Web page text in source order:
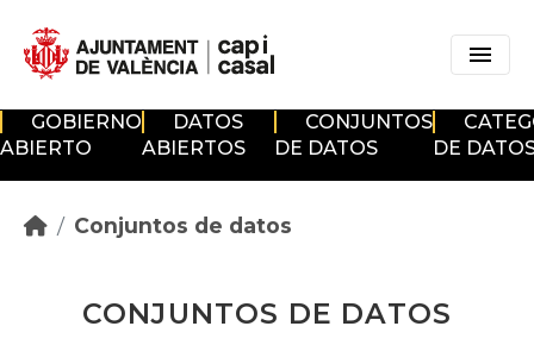
GOBIERNO
ABIERTO
DATOS
ABIERTOS
CONJUNTOS
DE DATOS
DE
Conjuntos de datos
CONJUNTOS DE DATOS